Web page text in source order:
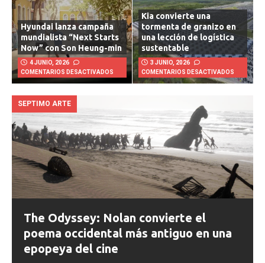
Hyundai lanza campaña
mundialista “Next Starts
Now” con Son Heung-min
4 JUNIO, 2026
COMENTARIOS DESACTIVADOS
Kia convierte una
tormenta de granizo en
una lección de logística
sustentable
3 JUNIO, 2026
COMENTARIOS DESACTIVADOS
SEPTIMO ARTE
The Odyssey: Nolan convierte el
poema occidental más antiguo en una
epopeya del cine